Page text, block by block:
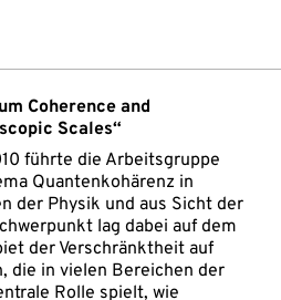
Coherence and
Scales“
führte die Arbeitsgruppe
Quantenkohärenz in
der Physik und aus Sicht der
lag dabei auf dem
der Verschränktheit auf
die in vielen Bereichen der
Rolle spielt, wie